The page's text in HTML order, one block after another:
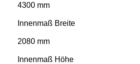
4300 mm
Innenmaß Breite
2080 mm
Innenmaß Höhe